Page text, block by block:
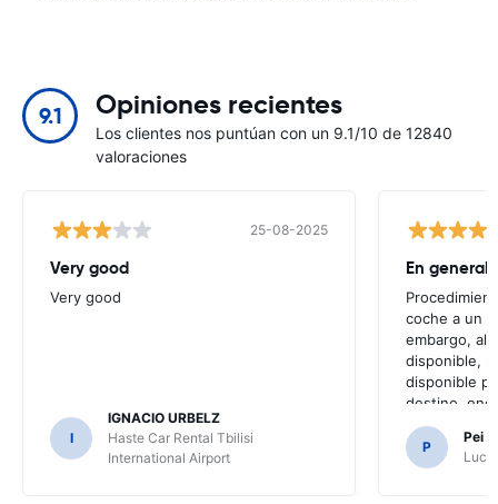
9.1 Opiniones recientes
Los clientes nos puntúan con un 9.1/10 de 12840
valoraciones
25-08-2025
Very good
Very good
I
IGNACIO URBELZ
Haste Car Rental Tbilisi
International Airport
coche a un
embargo, al
disponible,
disponible
destino,
venía con
hubiéramos
ya que era
P
Pei